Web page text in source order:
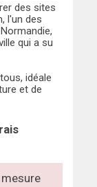
des sites
l'un des
qui a su
idéale
et de